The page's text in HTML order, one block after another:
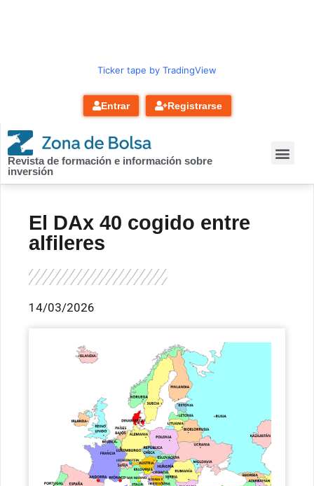
Ticker tape by TradingView
Entrar Registrarse
Revista de formación e información sobre
inversión
El DAx 40 cogido entre
alfileres
14/03/2026